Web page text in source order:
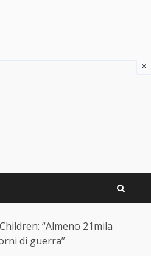
“Almeno 21mila
di guerra”
×